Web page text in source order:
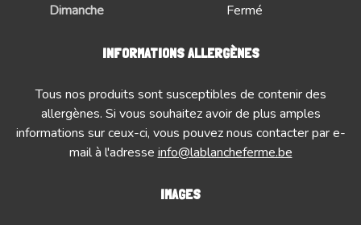
Dimanche
Fermé
INFORMATIONS ALLERGÈNES
Tous nos produits sont susceptibles de contenir des
allergènes. Si vous souhaitez avoir de plus amples
informations sur ceux-ci, vous pouvez nous contacter par e-
mail à l'adresse info@lablancheferme.be
IMAGES